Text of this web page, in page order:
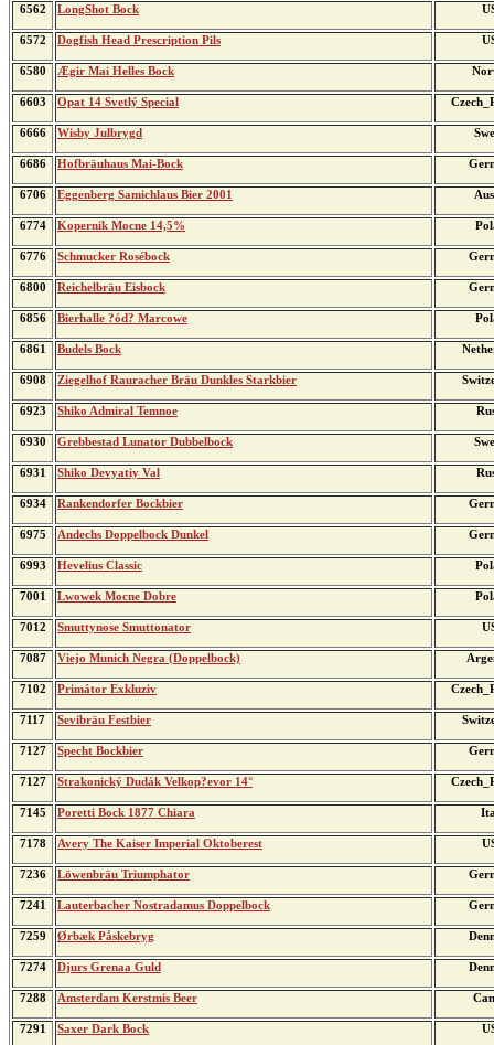
6562 LongShot Bock
6572 Dogfish Head Prescription Pils
6580 Ægir Mai Helles Bock
6603 Opat 14 Svetlý Special
6666 Wisby Julbrygd
6686 Hofbräuhaus Mai-Bock
6706 Eggenberg Samichlaus Bier 2001
6774 Kopernik Mocne 14,5%
6776 Schmucker Rosébock
6800 Reichelbräu Eisbock
6856 Bierhalle ?ód? Marcowe
6861 Budels Bock
6908 Ziegelhof Rauracher Bräu Dunkles Starkbier
6923 Shiko Admiral Temnoe
6930 Grebbestad Lunator Dubbelbock
6931 Shiko Devyatiy Val
6934 Rankendorfer Bockbier
6975 Andechs Doppelbock Dunkel
6993 Hevelius Classic
7001 Lwowek Mocne Dobre
7012 Smuttynose Smuttonator
7087 Viejo Munich Negra (Doppelbock)
7102 Primátor Exkluziv
7117 Sevibräu Festbier
7127 Specht Bockbier
7127 Strakonický Dudák Velkop?evor 14°
7145 Poretti Bock 1877 Chiara
7178 Avery The Kaiser Imperial Oktoberest
7236 Löwenbräu Triumphator
7241 Lauterbacher Nostradamus Doppelbock
7259 Ørbæk Påskebryg
7274 Djurs Grenaa Guld
7288 Amsterdam Kerstmis Beer
7291 Saxer Dark Bock